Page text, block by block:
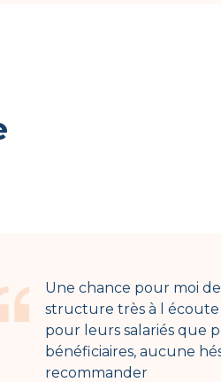
Une chance pour moi
structure très à l
pour leurs salariés que
bénéficiaires, aucune
recommander